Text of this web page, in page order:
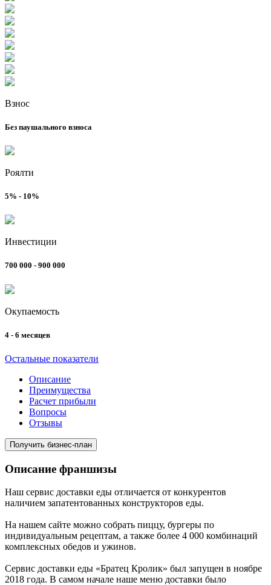
Взнос
Без паушального взноса
Роялти
5% - 10%
Инвестиции
700 000 - 900 000
Окупаемость
4 - 6 месяцев
Остальные показатели
Описание
Преимущества
Расчет прибыли
Вопросы
Отзывы
Получить бизнес-план
Описание франшизы
Наш сервис доставки еды отличается от конкурентов
наличием запатентованных конструкторов еды.
На нашем сайте можно собрать пиццу, бургеры по
индивидуальным рецептам, а также более 4 000 комбинаций
комплексных обедов и ужинов.
Сервис доставки еды «Братец Кролик» был запущен в ноябре
2018 года. В самом начале наше меню доставки было